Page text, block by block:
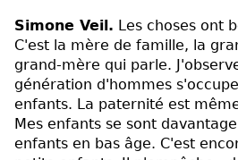
Simone Veil. Les choses ont
C'est la mère de famille, la
grand-mère qui parle.
génération d'hommes
enfants. La paternité est
Mes enfants se sont
enfants en bas âge. C'est